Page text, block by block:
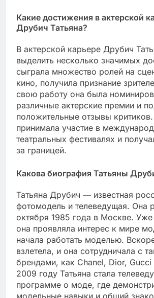
Какие достижения в актерской
Друбич Татьяна?
В актерской карьере Друбич
выделить несколько значимых
сыграла множество ролей на
кино, получила признание
свою работу она была
различные актерские премии и
положительные отзывы
принимала участие в
театральных фестивалях и
за границей.
Какова биография Татьяны
Татьяна Друбич — известная
фотомодель и телеведущая. Она
октября 1985 года в Москве.
она проявляла интерес к мире
начала работать моделью.
взлетела, и она сотрудничала с
брендами, как Chanel, Dior,
2009 году Татьяна стала
программе о моде, где